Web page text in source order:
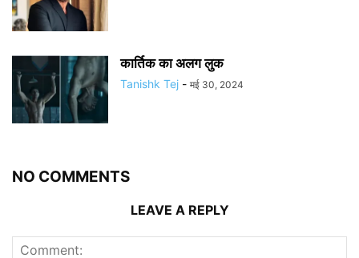
कार्तिक का अलग लुक
Tanishk Tej - मई 30, 2024
NO COMMENTS
LEAVE A REPLY